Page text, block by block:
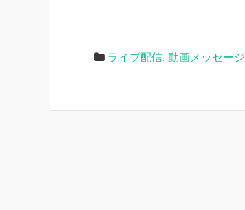
ライブ配信, 動画メッセージ